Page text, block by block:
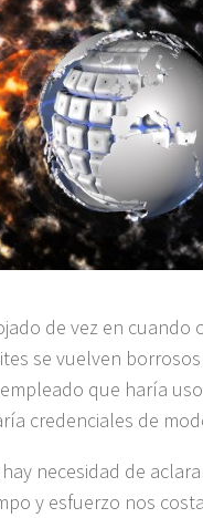
de vez en cuando
se vuelven
que haría
credenciales de
necesidad de
y esfuerzo nos